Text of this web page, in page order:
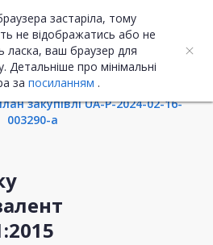
застаріла, тому
не відображатись або не
ласка, ваш браузер для
про мінімальні
за посиланням .
UA ENG
про закупівлю
закупівлі UA-P-2024-02-16-
003290-a